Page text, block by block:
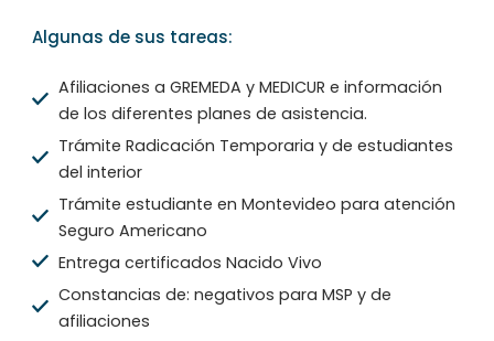
Algunas de sus tareas:
Afiliaciones a GREMEDA y MEDICUR e información
de los diferentes planes de asistencia.
Trámite Radicación Temporaria y de estudiantes
del interior
Trámite estudiante en Montevideo para atención
Seguro Americano
Entrega certificados Nacido Vivo
Constancias de: negativos para MSP y de
afiliaciones